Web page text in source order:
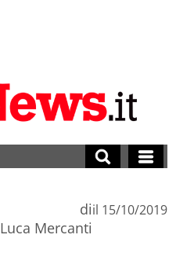
di
Luca Mercanti
il 15/10/2019